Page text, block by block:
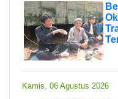
Kamis, 06 Agustus 2026